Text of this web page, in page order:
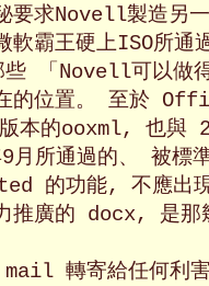
要求Novell製造另
軟霸王硬上ISO所
「Novell可以做
在的位置。 至於
本的ooxml, 也與
所通過的、 被標
的功能, 不應出
推廣的 docx, 是
轉寄給任何利害